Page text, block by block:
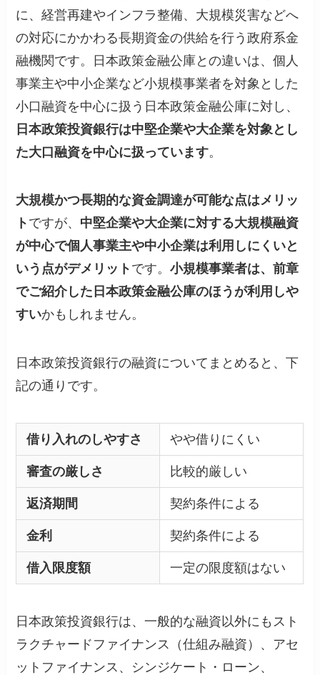
に、経営再建やインフラ整備、大規模災害などへ
の対応にかかわる長期資金の供給を行う政府系金
融機関です。日本政策金融公庫との違いは、個人
事業主や中小企業など小規模事業者を対象とした
小口融資を中心に扱う日本政策金融公庫に対し、
日本政策投資銀行は中堅企業や大企業を対象とし
た大口融資を中心に扱っています。
大規模かつ長期的な資金調達が可能な点はメリッ
ト ですが、 中堅企業や大企業に対する大規模融資
が中心で個人事業主や中小企業は利用しにくいと
いう点がデメリット です。小規模事業者は、前章
でご紹介した日本政策金融公庫のほうが利用しや
すいかもしれません。
日本政策投資銀行の融資についてまとめると、下
記の通りです。
借り入れのしやすさ やや借りにくい
審査の厳しさ 比較的厳しい
返済期間 契約条件による
金利 契約条件による
借入限度額 一定の限度額はない
日本政策投資銀行は、一般的な融資以外にもスト
ラクチャードファイナンス（仕組み融資）、アセ
ットファイナンス、シンジケート・ローン、